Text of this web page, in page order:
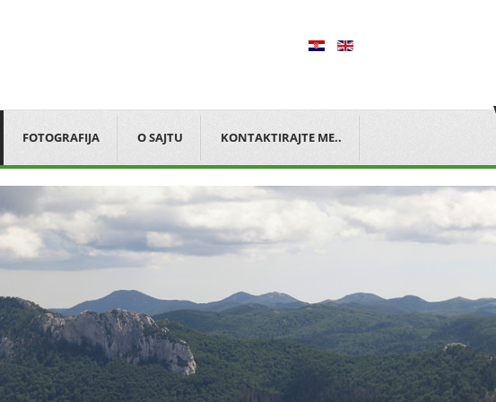
FOTOGRAFIJA O SAJTU KONTAKTIRAJTE ME..